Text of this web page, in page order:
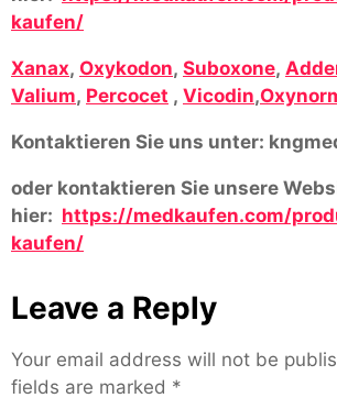
kaufen/
Xanax, Oxykodon, Suboxone,
Valium, Percocet , Vicodin,
Kontaktieren Sie uns unter:
oder kontaktieren Sie unsere
hier: https://medkaufen.com/
kaufen/
Leave a Reply
Your email address will not be
fields are marked *